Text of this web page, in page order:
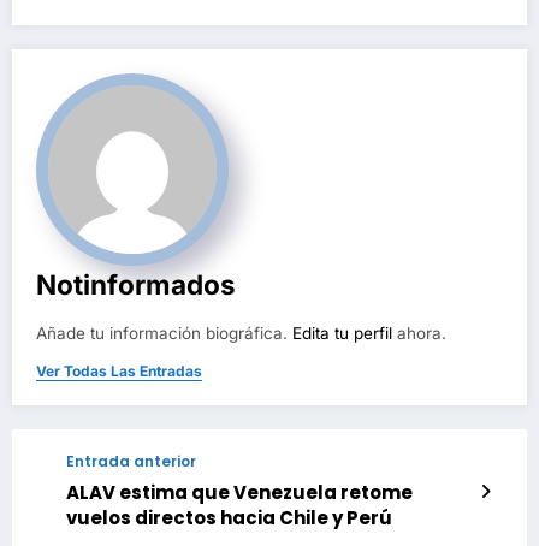
entradas
Notinformados
Añade tu información biográfica. Edita tu perfil ahora.
Ver Todas Las Entradas
Entrada anterior
ALAV estima que Venezuela retome
vuelos directos hacia Chile y Perú